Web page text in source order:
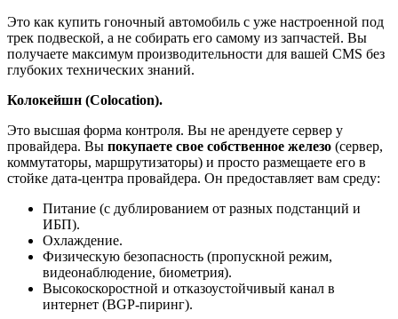
Это как купить гоночный автомобиль с уже настроенной под
трек подвеской, а не собирать его самому из запчастей. Вы
получаете максимум производительности для вашей CMS без
глубоких технических знаний.
Колокейшн (Colocation).
Это высшая форма контроля. Вы не арендуете сервер у
провайдера. Вы покупаете свое собственное железо (сервер,
коммутаторы, маршрутизаторы) и просто размещаете его в
стойке дата-центра провайдера. Он предоставляет вам среду:
Питание (с дублированием от разных подстанций и
ИБП).
Охлаждение.
Физическую безопасность (пропускной режим,
видеонаблюдение, биометрия).
Высокоскоростной и отказоустойчивый канал в
интернет (BGP-пиринг).